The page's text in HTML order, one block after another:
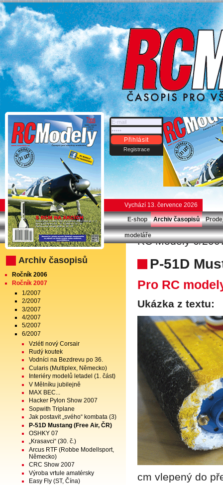
Přihlásit
Registrace
Vychází 13. července 2026
Archiv časopisů
Ročník 2006
Ročník 2007
1/2007
2/2007
3/2007
4/2007
5/2007
6/2007
Vzlétl nový Corsair
Rudý koutek
Vodníci na Bezdrevu po 36.
Cularis (Multiplex, Německo)
Interiéry modelů letadel (1. část)
V Mělníku jubilejně
MAX BEC...
Hacker Pylon Show 2007
Sopwith Triplane
Jak postavit „svého“ kombata (3)
P-51D Mustang (Free Air, ČR)
OSHKY 07
„Krasavci“ (30. č.)
Arcus RTF (Robbe Modellsport,
Německo)
CRC Show 2007
Výroba vrtule amatérsky
Easy Fly (ST, Čína)
RC Modely 6/
P-51D
Pro RC
Ukázka z textu:
cm vlepený do
E-shop Archiv časopisů
modeláře